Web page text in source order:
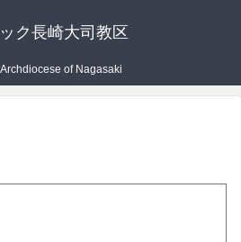
ク長崎大司教区
of Nagasaki